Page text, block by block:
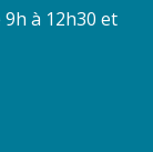
à 12h30 et